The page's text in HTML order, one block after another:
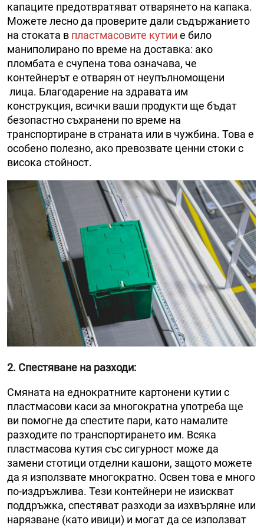
капаците предотвратяват отварянето на капака.
Можете лесно да проверите дали съдържанието
на стоката в пластмасовите кутии е било
маниполирано по време на доставка: ако
пломбата е счупена това означава, че
контейнерът е отварян от неупълномощени
лица. Благодарение на здравата им
конструкция, всички ваши продукти ще бъдат
безопастно съхранени по време на
транспортиране в страната или в чужбина. Това е
особено полезно, ако превозвате ценни стоки с
висока стойност.
2. Спестяване на разходи:
Смяната на еднократните картонени кутии с
пластмасови каси за многократна употреба ще
ви помогне да спестите пари, като намалите
разходите по транспортирането им. Всяка
пластмасова кутия със сигурност може да
замени стотици отделни кашони, защото можете
да я използвате многократно. Освен това е много
по-издръжлива. Тези контейнери не изискват
поддръжка, спестяват разходи за изхвърляне или
нарязване (като ивици) и могат да се използват